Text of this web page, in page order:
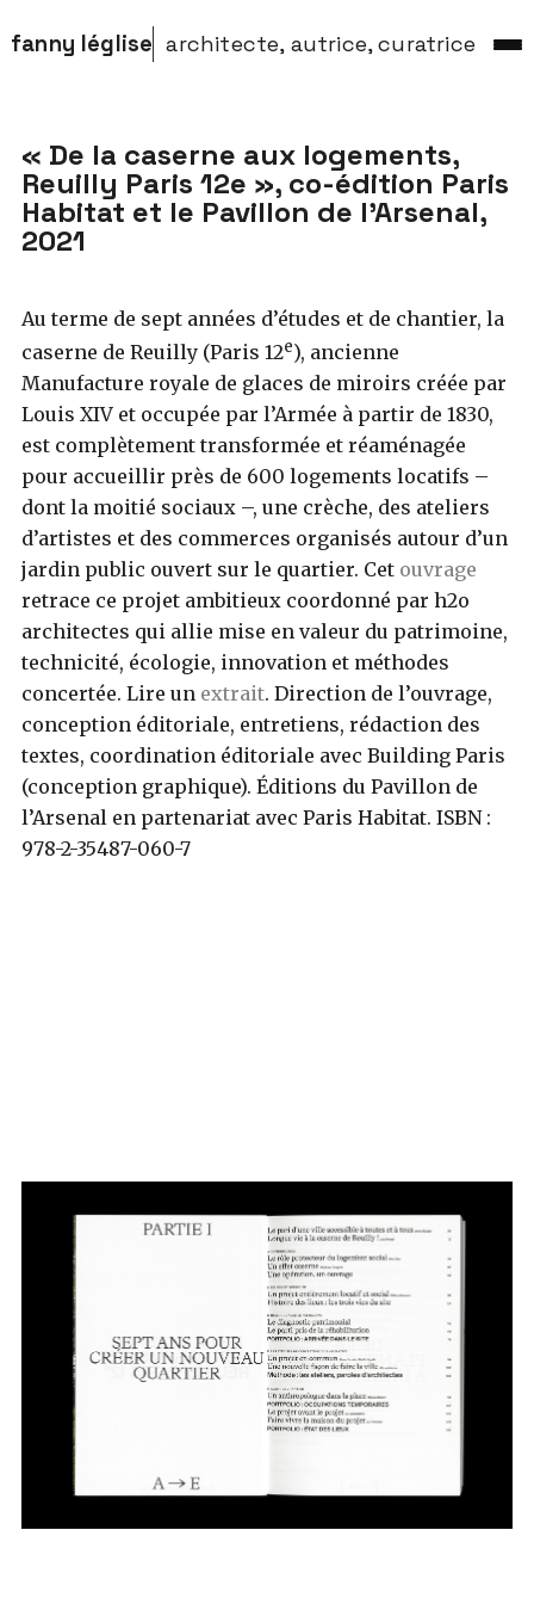
fanny léglise architecte, autrice, curatrice
« De la caserne aux logements,
Reuilly Paris 12e », co-édition Paris
Habitat et le Pavillon de l’Arsenal,
2021
Au terme de sept années d’études et de chantier, la
caserne de Reuilly (Paris 12e), ancienne
Manufacture royale de glaces de miroirs créée par
Louis XIV et occupée par l’Armée à partir de 1830,
est complètement transformée et réaménagée
pour accueillir près de 600 logements locatifs –
dont la moitié sociaux –, une crèche, des ateliers
d’artistes et des commerces organisés autour d’un
jardin public ouvert sur le quartier. Cet ouvrage
retrace ce projet ambitieux coordonné par h2o
architectes qui allie mise en valeur du patrimoine,
technicité, écologie, innovation et méthodes
concertée. Lire un extrait. Direction de l’ouvrage,
conception éditoriale, entretiens, rédaction des
textes, coordination éditoriale avec Building Paris
(conception graphique). Éditions du Pavillon de
l’Arsenal en partenariat avec Paris Habitat. ISBN :
978-2-35487-060-7